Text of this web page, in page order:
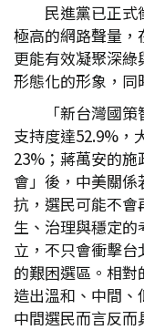
民進黨已正式
極高的網路聲量，
更能有效凝聚深
形態化的形象，同
「新台灣國
支持度達52.9%，
23%；蔣萬安的
會」後，中美關
抗，選民可能不
生、治理與穩定
立，不只會衝擊
的艱困選區。相
造出溫和、中間
中間選民而言反而